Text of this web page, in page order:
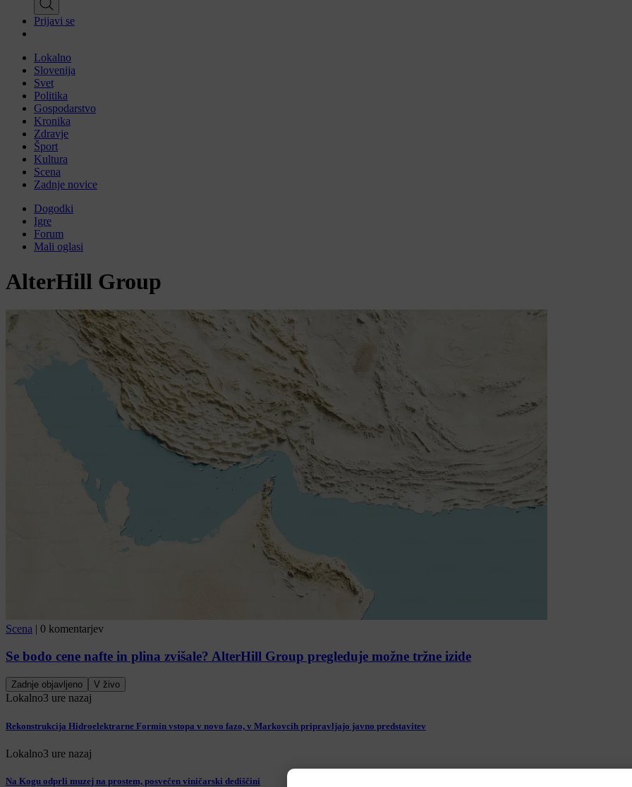
Prijavi se
Lokalno
Slovenija
Svet
Politika
Gospodarstvo
Kronika
Zdravje
Šport
Kultura
Scena
Zadnje novice
Dogodki
Igre
Forum
Mali oglasi
AlterHill Group
Scena | 0 komentarjev
Se bodo cene nafte in plina zvišale? AlterHill Group pregleduje možne tržne izide
Zadnje objavljeno V živo
Lokalno3 ure nazaj
Rekonstrukcija Hidroelektrarne Formin vstopa v novo fazo, v Markovcih pripravljajo javno predstavitev
Lokalno3 ure nazaj
Na Kogu odprli muzej na prostem, posvečen viničarski dediščini